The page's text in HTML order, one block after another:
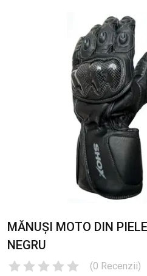
MĂNUȘI MOTO DIN
NEGRU
(0 Recenzii)